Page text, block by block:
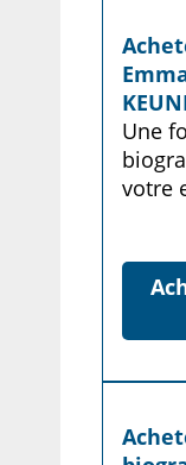
Une
votre